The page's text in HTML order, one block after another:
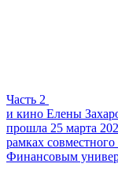
Часть 2
и кино Елены
прошла 25 марта
рамках
Финансовым